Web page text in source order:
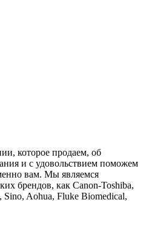
которое продаем, об
и с удовольствием поможем
вам. Мы являемся
брендов, как Canon-Toshiba,
Sino, Aohua, Fluke Biomedical,